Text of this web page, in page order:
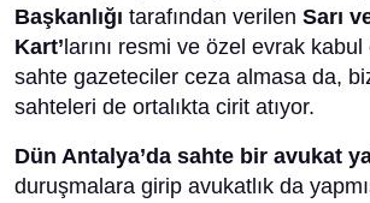
Başkanlığı tarafından verilen Sarı
Kart’ larını resmi ve özel evrak
sahte gazeteciler ceza almasa da,
sahteleri de ortalıkta cirit atıyor.
Dün Antalya’da sahte bir avukat
duruşmalara girip avukatlık da